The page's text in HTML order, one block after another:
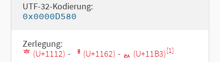
UTF-32-Kodierung:
0x0000D580
Zerlegung:
ᄒ (U+1112) - ᅢ (U+1162) - ᆳ (U+11B3)[1]